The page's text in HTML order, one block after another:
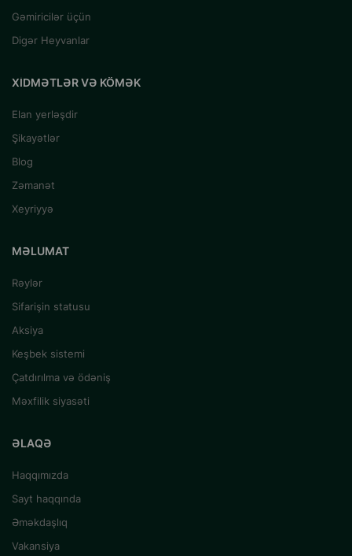
Gəmiricilər üçün
Digər Heyvanlar
XIDMƏTLƏR VƏ KÖMƏK
Elan yerləşdir
Şikayətlər
Blog
Zəmanət
Xeyriyyə
MƏLUMAT
Rəylər
Sifarişin statusu
Aksiya
Keşbek sistemi
Çatdırılma və ödəniş
Məxfilik siyasəti
ƏLAQƏ
Haqqımızda
Sayt haqqında
Əməkdaşlıq
Vakansiya